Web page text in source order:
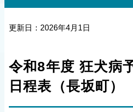
更新日： 2026年4月1日
令和8年度 狂犬病
日程表（長坂町）